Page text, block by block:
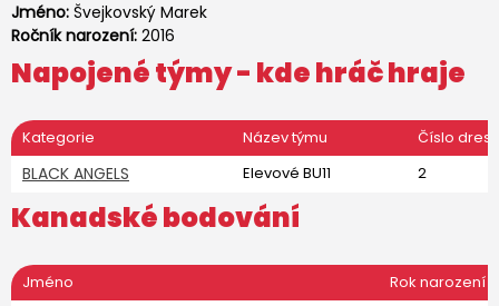
Jméno: Švejkovský Marek
Ročník narození: 2016
Napojené týmy - kde hráč hraje
Kategorie Název týmu Číslo dresu
BLACK ANGELS Elevové BU11 2
Kanadské bodování
Jméno
Rok narození